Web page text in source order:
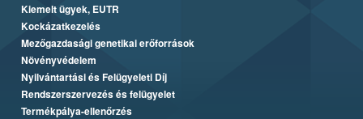
Kiemelt ügyek, EUTR
Kockázatkezelés
Mezőgazdasági genetikai erőforrások
Növényvédelem
Nyilvántartási és Felügyeleti Díj
Rendszerszervezés és felügyelet
Termékpálya-ellenőrzés